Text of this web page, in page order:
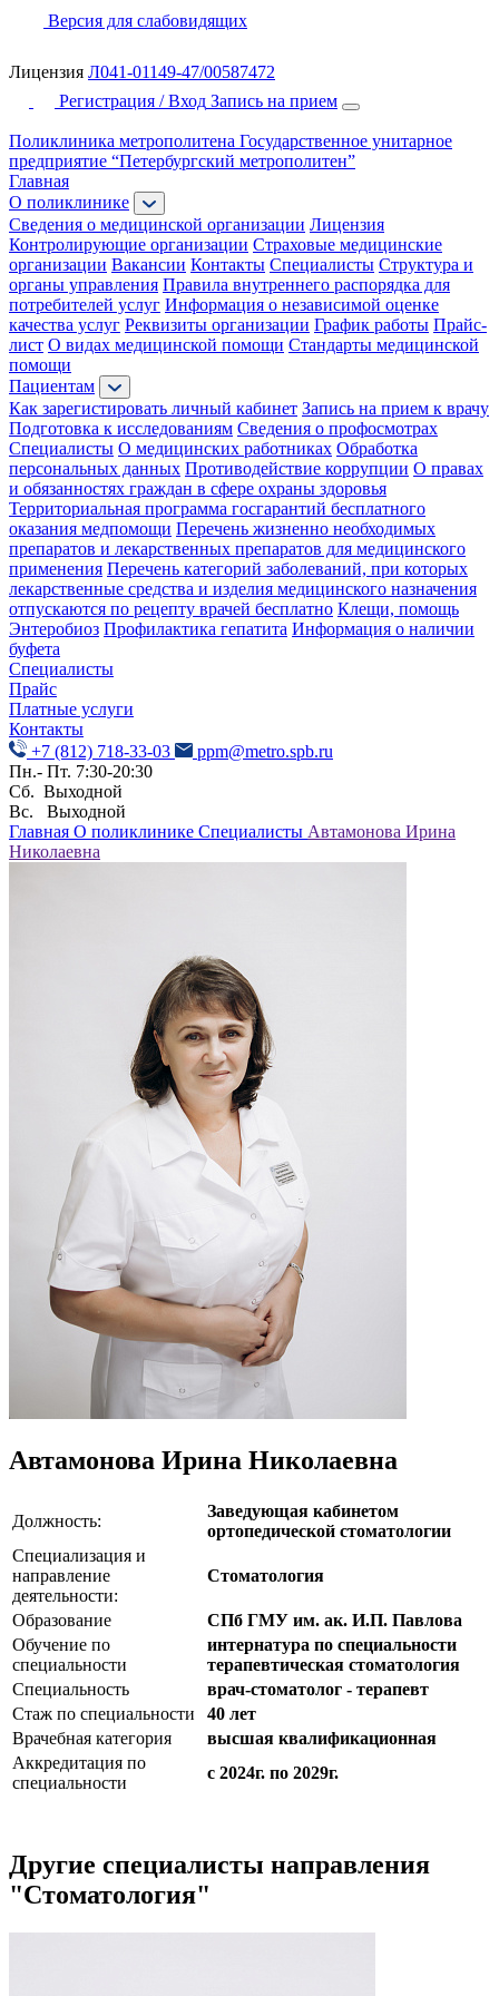
Версия для слабовидящих
Лицензия Л041-01149-47/00587472
Регистрация / Вход Запись на прием
Поликлиника метрополитена Государственное унитарное
предприятие “Петербургский метрополитен”
Главная
О поликлинике
Сведения о медицинской организации Лицензия
Контролирующие организации Страховые медицинские
организации Вакансии Контакты Специалисты Структура и
органы управления Правила внутреннего распорядка для
потребителей услуг Информация о независимой оценке
качества услуг Реквизиты организации График работы Прайс-
лист О видах медицинской помощи Стандарты медицинской
помощи
Пациентам
Как зарегистировать личный кабинет Запись на прием к врачу
Подготовка к исследованиям Сведения о профосмотрах
Специалисты О медицинских работниках Обработка
персональных данных Противодействие коррупции О правах
и обязанностях граждан в сфере охраны здоровья
Территориальная программа госгарантий бесплатного
оказания медпомощи Перечень жизненно необходимых
препаратов и лекарственных препаратов для медицинского
применения Перечень категорий заболеваний, при которых
лекарственные средства и изделия медицинского назначения
отпускаются по рецепту врачей бесплатно Клещи, помощь
Энтеробиоз Профилактика гепатита Информация о наличии
буфета
Специалисты
Прайс
Платные услуги
Контакты
+7 (812) 718-33-03
ppm@metro.spb.ru
Пн.- Пт. 7:30-20:30
Сб. Выходной
Вс. Выходной
Главная О поликлинике Специалисты Автамонова Ирина
Николаевна
Автамонова Ирина Николаевна
Должность:
Заведующая кабинетом
ортопедической стоматологии
Специализация и
направление
деятельности:
Стоматология
Образование
СПб ГМУ им. ак. И.П. Павлова
Обучение по
специальности
интернатура по специальности
терапевтическая стоматология
Специальность
врач-стоматолог - терапевт
Стаж по специальности
40 лет
Врачебная категория
высшая квалификационная
Аккредитация по
специальности
с 2024г. по 2029г.
Другие специалисты направления
"Стоматология"